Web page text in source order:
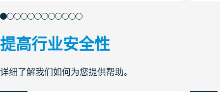
提高行业安全性
详细了解我们如何为您提供帮助。